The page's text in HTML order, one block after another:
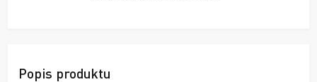
Popis produktu